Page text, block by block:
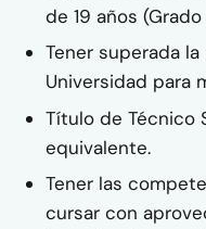
de 19 años
Tener superada
Universidad para
Título de Técnico
equivalente.
Tener las
cursar con